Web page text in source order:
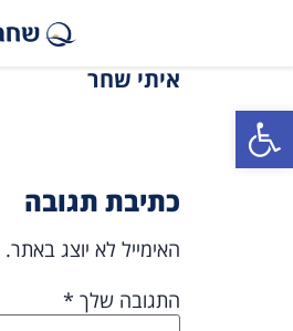
פתח סרגל נגישות
איתי שחר
כתיבת תגובה
האימייל לא יוצג באתר.
התגובה שלך *